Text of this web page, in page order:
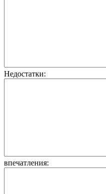
Недостатки:
впечатления: